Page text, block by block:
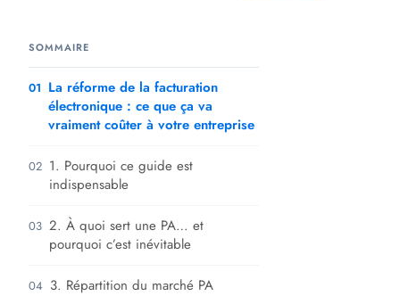
SOMMAIRE
01 La réforme de la facturation
électronique : ce que ça va
vraiment coûter à votre entreprise
02 1. Pourquoi ce guide est
indispensable
03 2. À quoi sert une PA… et
pourquoi c’est inévitable
04 3. Répartition du marché PA